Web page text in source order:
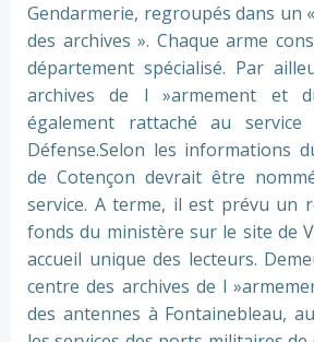
Gendarmerie, regroupés dans un
des archives ». Chaque arme
département spécialisé. Par
archives de l »armement et
également rattaché au
Défense.Selon les informations
de Cotençon devrait être
service. A terme, il est prévu un
fonds du ministère sur le site de
accueil unique des lecteurs.
centre des archives de l
des antennes à Fontainebleau,